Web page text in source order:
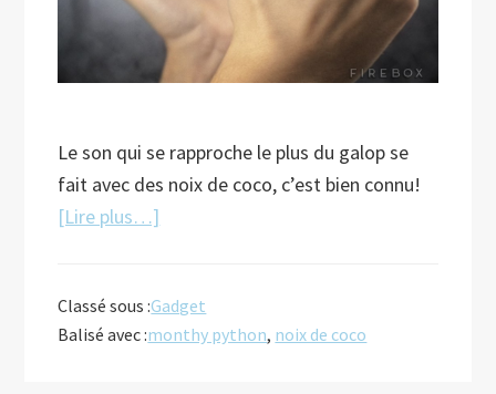
Le son qui se rapproche le plus du galop se
fait avec des noix de coco, c’est bien connu!
[Lire plus…]
du
vendredi
Classé sous :Gadget
Balisé avec :monthy python, noix de coco